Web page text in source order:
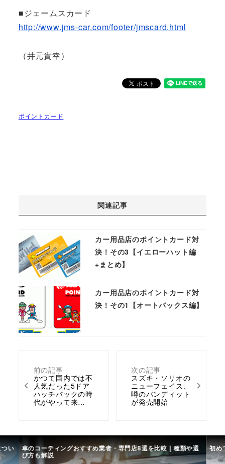
■ジェームスカード
http://www.jms-car.com/footer/jmscard.html
（井元貴幸）
ポイントカード
前の記事
かつて国内では不
人気だった5ドア
ハッチバックの時
代がやって来…
次の記事
スズキ・ソリオの
ニューフェイス、
噂のバンディット
が発売開始
関連記事
カー用品店のポイントカード対
決！その3【イエローハット編
+まとめ】
カー用品店のポイントカード対
決！その1【オートバックス編】
い 車のコーティングおすすめ業者・専門店8選を比較｜種類や選
び方も解説
初め